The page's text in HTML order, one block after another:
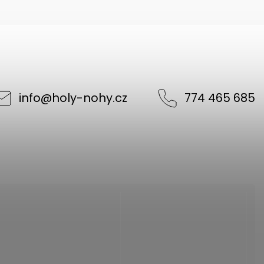
info@holy-nohy.cz 774 465 685